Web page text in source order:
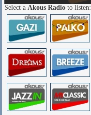
Select a Akous Radio to listen: